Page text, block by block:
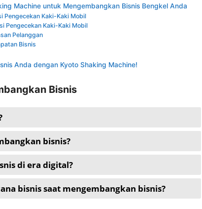
Machine untuk Mengembangkan Bisnis Bengkel Anda
Pengecekan Kaki-Kaki Mobil
Pengecekan Kaki-Kaki Mobil
Pelanggan
Bisnis
Anda dengan Kyoto Shaking Machine!
Bisnis
bisnis?
di era digital?
bisnis saat mengembangkan bisnis?